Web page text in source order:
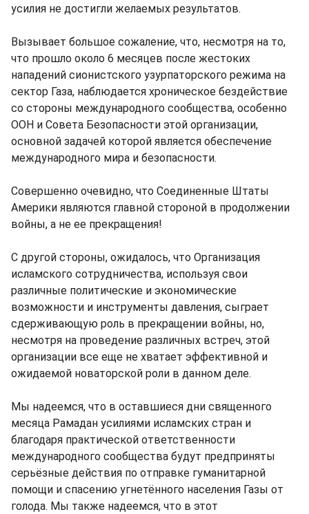
усилия не достигли желаемых результатов.
Вызывает большое сожаление, что, несмотря на то,
что прошло около 6 месяцев после жестоких
нападений сионистского узурпаторского режима на
сектор Газа, наблюдается хроническое бездействие
со стороны международного сообщества, особенно
ООН и Совета Безопасности этой организации,
основной задачей которой является обеспечение
международного мира и безопасности.
Совершенно очевидно, что Соединенные Штаты
Америки являются главной стороной в продолжении
войны, а не ее прекращения!
С другой стороны, ожидалось, что Организация
исламского сотрудничества, используя свои
различные политические и экономические
возможности и инструменты давления, сыграет
сдерживающую роль в прекращении войны, но,
несмотря на проведение различных встреч, этой
организации все еще не хватает эффективной и
ожидаемой новаторской роли в данном деле.
Мы надеемся, что в оставшиеся дни священного
месяца Рамадан усилиями исламских стран и
благодаря практической ответственности
международного сообщества будут предприняты
серьёзные действия по отправке гуманитарной
помощи и спасению угнетённого населения Газы от
голода. Мы также надеемся, что в этот